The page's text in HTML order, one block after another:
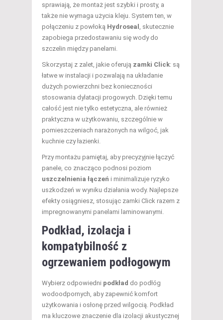
sprawiają, że montaż jest szybki i prosty, a
także nie wymaga użycia kleju. System ten, w
połączeniu z powłoką Hydroseal , skutecznie
zapobiega przedostawaniu się wody do
szczelin między panelami.
Skorzystaj z zalet, jakie oferują zamki Click: są
łatwe w instalacji i pozwalają na układanie
dużych powierzchni bez konieczności
stosowania dylatacji progowych. Dzięki temu
całość jest nie tylko estetyczna, ale również
praktyczna w użytkowaniu, szczególnie w
pomieszczeniach narażonych na wilgoć, jak
kuchnie czy łazienki.
Przy montażu pamiętaj, aby precyzyjnie łączyć
panele, co znacząco podnosi poziom
uszczelnienia łączeń i minimalizuje ryzyko
uszkodzeń w wyniku działania wody. Najlepsze
efekty osiągniesz, stosując zamki Click razem z
impregnowanymi panelami laminowanymi.
Podkład, izolacja i
kompatybilność z
ogrzewaniem podłogowym
Wybierz odpowiedni podkład do podłóg
wodoodpornych, aby zapewnić komfort
użytkowania i osłonę przed wilgocią. Podkład
ma kluczowe znaczenie dla izolacji akustycznej